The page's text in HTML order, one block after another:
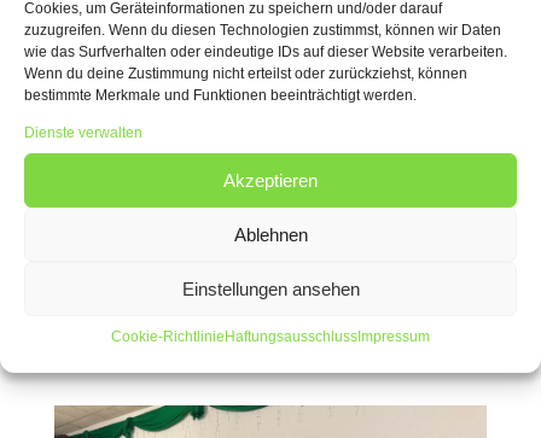
Cookies, um Geräteinformationen zu speichern und/oder darauf
zuzugreifen. Wenn du diesen Technologien zustimmst, können wir Daten
wie das Surfverhalten oder eindeutige IDs auf dieser Website verarbeiten.
Wenn du deine Zustimmung nicht erteilst oder zurückziehst, können
bestimmte Merkmale und Funktionen beeinträchtigt werden.
Dienste verwalten
Akzeptieren
Ablehnen
Einstellungen ansehen
Cookie-Richtlinie Haftungsausschluss Impressum